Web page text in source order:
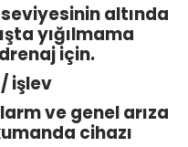
seviyesinin altında
yığılmama
için.
işlev
ve genel arıza
cihazı